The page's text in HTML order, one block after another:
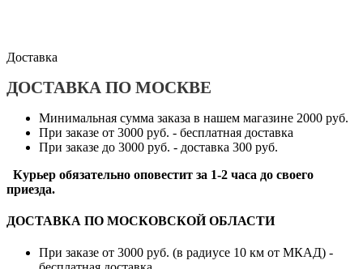
Доставка
ДОСТАВКА ПО МОСКВЕ
Минимальная сумма заказа в нашем магазине 2000 руб.
При заказе от 3000 руб. - бесплатная доставка
При заказе до 3000 руб. - доставка 300 руб.
Курьер обязательно оповестит за 1-2 часа до своего
приезда.
ДОСТАВКА ПО МОСКОВСКОЙ ОБЛАСТИ
При заказе от 3000 руб. (в радиусе 10 км от МКАД) -